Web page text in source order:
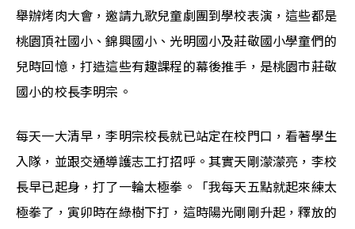
舉辦烤肉大會，邀請九歌兒童劇團到學校表演，這些都是
桃園頂社國小、錦興國小、光明國小及莊敬國小學童們的
兒時回憶，打造這些有趣課程的幕後推手，是桃園市莊敬
國小的校長李明宗。
每天一大清早，李明宗校長就已站定在校門口，看著學生
入隊，並跟交通導護志工打招呼。其實天剛濛濛亮，李校
長早已起身，打了一輪太極拳。「我每天五點就起來練太
極拳了，寅卯時在綠樹下打，這時陽光剛剛升起，釋放的